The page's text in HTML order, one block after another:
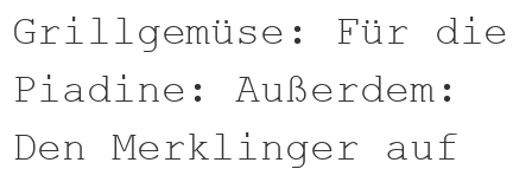
Grillgemüse: Für die
Piadine: Außerdem:
Den Merklinger auf